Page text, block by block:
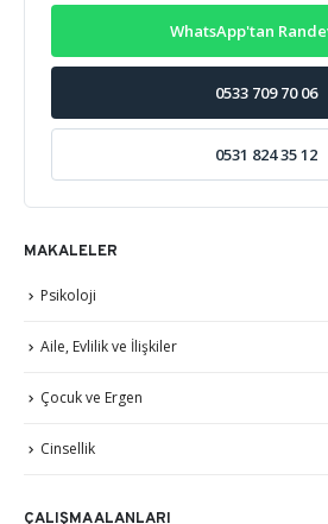
WhatsApp'tan
0533 709 70 06
0531 824 35 12
MAKALELER
Psikoloji
Aile, Evlilik ve İlişkiler
Çocuk ve Ergen
Cinsellik
ÇALIŞMA ALANLARI